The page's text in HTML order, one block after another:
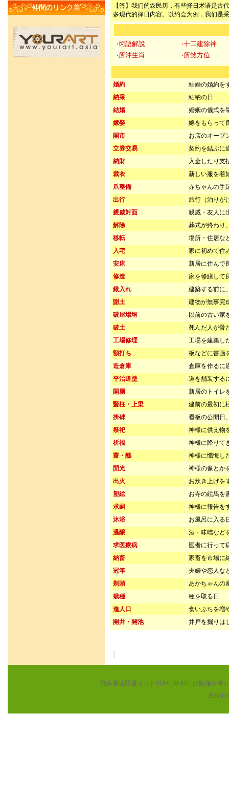
【答】我们的农民历，有些择日术语是
多现代的择日内容。以约会为例，我们是
‧術語解說
‧十二建除神
‧所沖生肖
‧所煞方位
婚約
結婚の婚約を
納采
結納の日
結婚
婚姻の儀式を
嫁娶
嫁をもらって
開市
お店のオープ
立券交易
契約を結ぶに
納財
入金したり支
裁衣
新しい服を着
爪整備
赤ちゃんの手
出行
旅行（泊りが
親戚対面
親戚・友人に
解除
葬式が終わり
移転
場所・住居な
入宅
家に初めて住
安床
新居に住んで
修造
家を修繕して
鍬入れ
建築する前に
謝土
建物が無事完
破屋壌垣
以前の古い家
破土
死んだ人が骨
工場修理
工場を建築し
額打ち
板などに書画
造倉庫
倉庫を作るに
平治道塗
道を舗装する
開厠
新居のトイレ
豎柱・上梁
建前の最初に
掛碑
看板の公開日
祭祀
神様に供え物
祈福
神様に降りて
齋・醮
神様に懺悔し
開光
神様の像とか
出火
お炊き上げを
塑絵
お寺の絵馬を
求嗣
神様に報告を
沐浴
お風呂に入る
温醸
酒・味噌など
求医療病
医者に行って
納畜
家畜を市場に
冠竿
夫婦や恋人な
剃頭
あかちゃんの
栽種
種を取る日
進人口
食いぶちを増
開井・開池
井戸を掘りは
飛黄騰達開運ネットSUPERFATE は版権を有
Email: